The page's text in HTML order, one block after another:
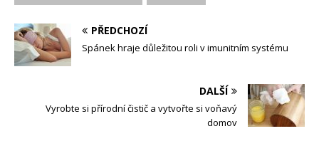
PŘEDCHOZÍ
Spánek hraje důležitou roli v imunitním systému
DALŠÍ
Vyrobte si přírodní čistič a vytvořte si voňavý
domov